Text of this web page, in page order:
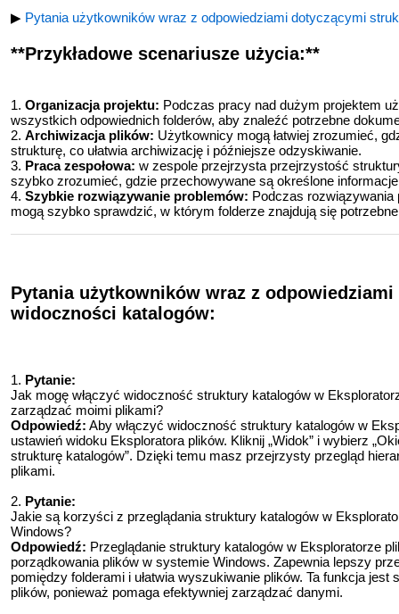
▶ Pytania użytkowników wraz z odpowiedziami dotyczącymi
**Przykładowe scenariusze użycia:**
1. Organizacja projektu: Podczas pracy nad dużym projektem
wszystkich odpowiednich folderów, aby znaleźć potrzebne
2. Archiwizacja plików: Użytkownicy mogą łatwiej zrozumieć,
strukturę, co ułatwia archiwizację i późniejsze odzyskiwanie.
3. Praca zespołowa: w zespole przejrzysta przejrzystość
szybko zrozumieć, gdzie przechowywane są określone
4. Szybkie rozwiązywanie problemów: Podczas
mogą szybko sprawdzić, w którym folderze znajdują się
Pytania użytkowników wraz z
widoczności katalogów:
1. Pytanie:
Jak mogę włączyć widoczność struktury katalogów w
zarządzać moimi plikami?
Odpowiedź: Aby włączyć widoczność struktury katalogów w
ustawień widoku Eksploratora plików. Kliknij „Widok” i wybierz
strukturę katalogów”. Dzięki temu masz przejrzysty przegląd
plikami.
2. Pytanie:
Jakie są korzyści z przeglądania struktury katalogów w
Windows?
Odpowiedź: Przeglądanie struktury katalogów w Eksploratorze
porządkowania plików w systemie Windows. Zapewnia lepszy
pomiędzy folderami i ułatwia wyszukiwanie plików. Ta funkcja
plików, ponieważ pomaga efektywniej zarządzać danymi.